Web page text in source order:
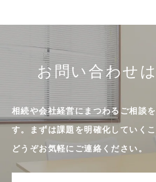
お問い合わせ
相続や会社経営にまつわるご相談
す。まずは課題を明確化していく
どうぞお気軽にご連絡ください。